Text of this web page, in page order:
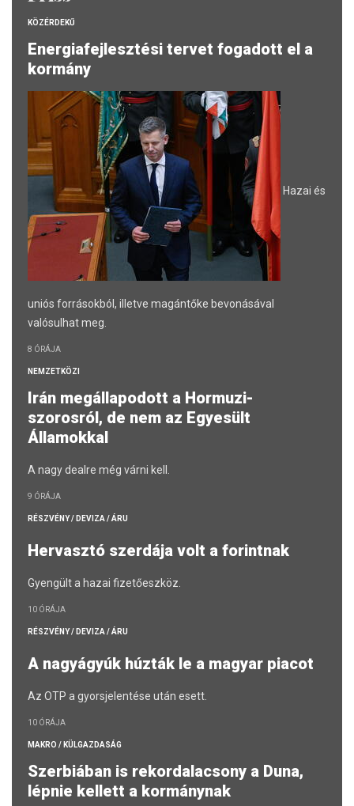
KÖZÉRDEKŰ
Energiafejlesztési tervet fogadott el a
kormány
Hazai és
uniós forrásokból, illetve magántőke bevonásával
valósulhat meg.
8 ÓRÁJA
NEMZETKÖZI
Irán megállapodott a Hormuzi-
szorosról, de nem az Egyesült
Államokkal
A nagy dealre még várni kell.
9 ÓRÁJA
RÉSZVÉNY / DEVIZA / ÁRU
Hervasztó szerdája volt a forintnak
Gyengült a hazai fizetőeszköz.
10 ÓRÁJA
RÉSZVÉNY / DEVIZA / ÁRU
A nagyágyúk húzták le a magyar piacot
Az OTP a gyorsjelentése után esett.
10 ÓRÁJA
MAKRO / KÜLGAZDASÁG
Szerbiában is rekordalacsony a Duna,
lépnie kellett a kormánynak